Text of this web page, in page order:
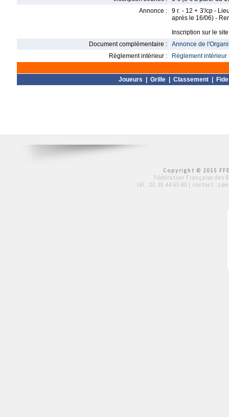
Annonce :
9 r. - 12 + 3'/cp -
après le 16/06) -
Inscription sur le
Document complémentaire :
Annonce de
Règlement intérieur :
Règlement intérieur
Joueurs Grille Classement Fide
Copyright © 2015
Fédération Française des
tél : 01 39 44 65 80 | contact :